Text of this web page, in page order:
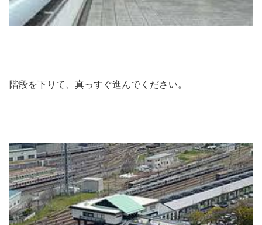
階段を下りて、真っすぐ進んでください。